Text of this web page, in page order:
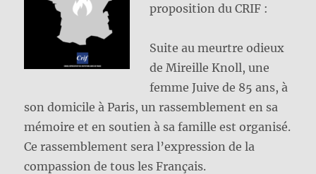
proposition du CRIF :
Suite au meurtre odieux
de Mireille Knoll, une
femme Juive de 85 ans, à
son domicile à Paris, un rassemblement en sa
mémoire et en soutien à sa famille est organisé.
Ce rassemblement sera l’expression de la
compassion de tous les Français.